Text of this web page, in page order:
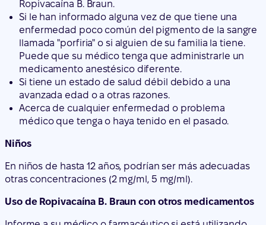
medicamento anestésico diferente.
Si tiene un estado de salud débil debido a una
avanzada edad o a otras razones.
Acerca de cualquier enfermedad o problema
médico que tenga o haya tenido en el pasado.
Niños
En niños de hasta 12 años, podrían ser más adecuadas
otras concentraciones (2 mg/ml, 5 mg/ml).
ha utilizado recientemente o podría tener que tomar
cualquier otro medicamento.
Esto es especialmente importante con los siguientes
medicamentos, lo que puede hacer que los efectos de